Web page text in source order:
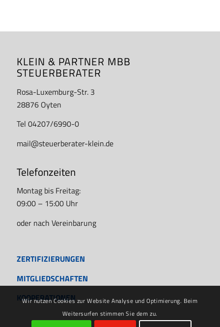
KLEIN & PARTNER MBB
STEUERBERATER
Rosa-Luxemburg-Str. 3
28876 Oyten
Tel 04207/6990-0
mail@steuerberater-klein.de
Telefonzeiten
Montag bis Freitag:
09:00 – 15:00 Uhr
oder nach Vereinbarung
ZERTIFIZIERUNGEN
MITGLIEDSCHAFTEN
KOOPERATIONEN
Wir nutzen Cookies zur Website Analyse und Optimierung. Beim
Weitersurfen stimmen Sie dem zu.